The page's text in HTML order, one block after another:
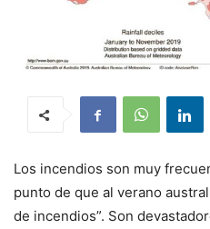
Los incendios son muy
punto de que al verano
de incendios”. Son